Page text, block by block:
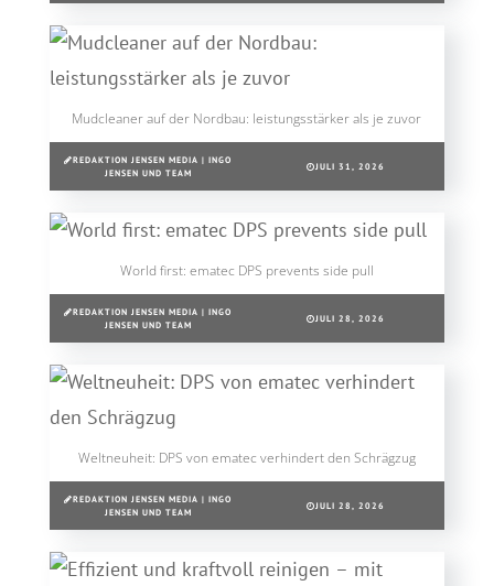
Mudcleaner auf der Nordbau: leistungsstärker als je zuvor
REDAKTION JENSEN MEDIA | INGO
JENSEN UND TEAM
JULI 31, 2026
World first: ematec DPS prevents side pull
REDAKTION JENSEN MEDIA | INGO
JENSEN UND TEAM
JULI 28, 2026
Weltneuheit: DPS von ematec verhindert den Schrägzug
REDAKTION JENSEN MEDIA | INGO
JENSEN UND TEAM
JULI 28, 2026